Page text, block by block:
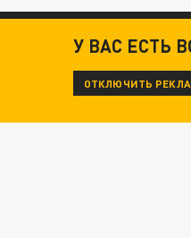
У ВАС ЕСТЬ
ОТКЛЮЧИТЬ